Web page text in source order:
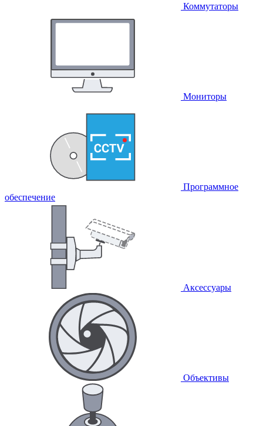
Коммутаторы
Мониторы
Программное
обеспечение
Аксессуары
Объективы